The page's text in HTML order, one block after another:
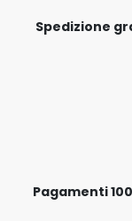
Spedizione
Pagamenti